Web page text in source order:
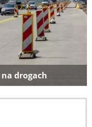
drogach